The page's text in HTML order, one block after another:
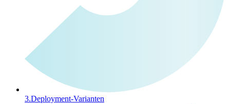
3.Deployment-Varianten